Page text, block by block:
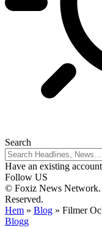
Search
Have an existing
Follow US
© Foxiz News
Reserved.
Hem » Blog » Filmer
Blogg